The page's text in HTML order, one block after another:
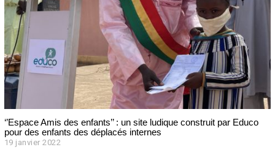
‘’Espace Amis des enfants’’ : un site ludique construit par Educo
pour des enfants des déplacés internes
19 janvier 2022